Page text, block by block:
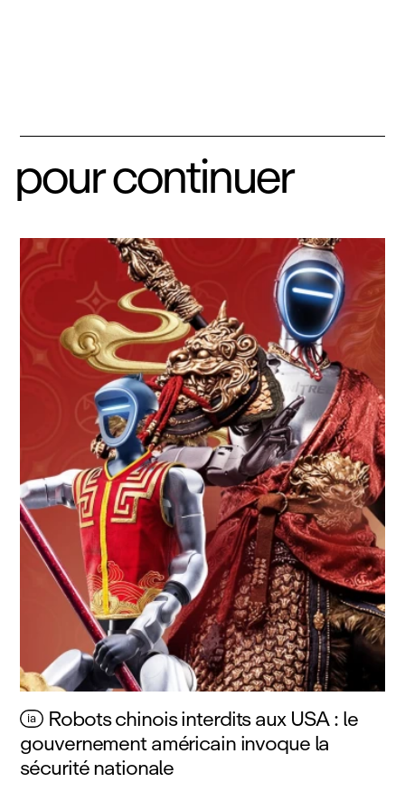
pour continuer
ia Robots chinois interdits aux USA : le
gouvernement américain invoque la
sécurité nationale